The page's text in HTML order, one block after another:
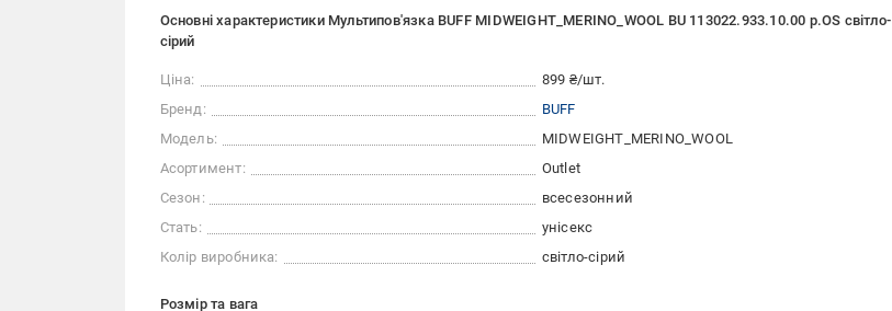
Основні характеристики Мультипов'язка BUFF MIDWEIGHT_MERINO_WOOL BU 113022.933.10.00 р.OS світло-
сірий
Ціна:
899 ₴/шт.
Бренд:
BUFF
Модель:
MIDWEIGHT_MERINO_WOOL
Асортимент:
Outlet
Сезон:
всесезонний
Стать:
унісекс
Колір виробника:
світло-сірий
Розмір та вага